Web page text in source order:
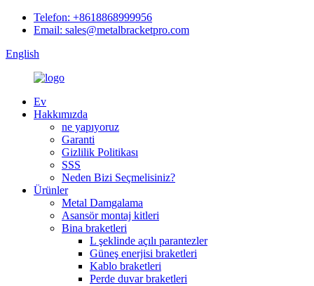
Telefon: +8618868999956
Email: sales@metalbracketpro.com
English
Ev
Hakkımızda
ne yapıyoruz
Garanti
Gizlilik Politikası
SSS
Neden Bizi Seçmelisiniz?
Ürünler
Metal Damgalama
Asansör montaj kitleri
Bina braketleri
L şeklinde açılı parantezler
Güneş enerjisi braketleri
Kablo braketleri
Perde duvar braketleri